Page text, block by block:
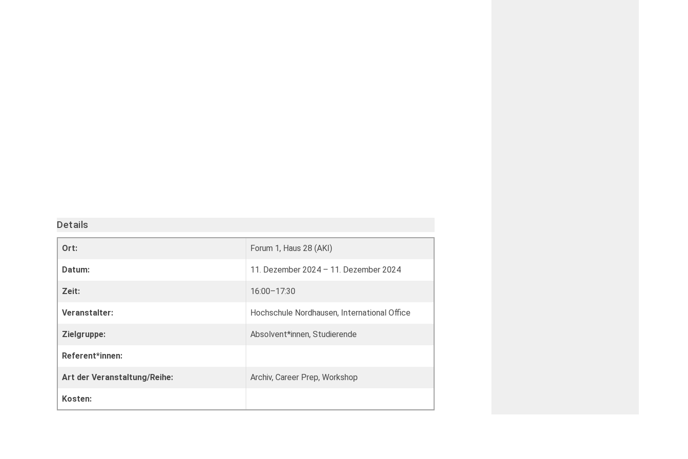
Details
Ort: Forum 1, Haus 28 (AKI)
Datum: 11. Dezember 2024 – 11. Dezember 2024
Zeit: 16:00–17:30
Veranstalter: Hochschule Nordhausen, International Office
Zielgruppe: Absolvent*innen, Studierende
Referent*innen:
Art der Veranstaltung/Reihe: Archiv, Career Prep, Workshop
Kosten: